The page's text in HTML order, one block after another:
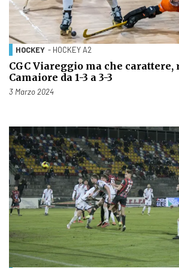
HOCKEY - HOCKEY A2
CGC Viareggio ma che carattere,
Camaiore da 1-3 a 3-3
Pubblicato il
3 Marzo 2024